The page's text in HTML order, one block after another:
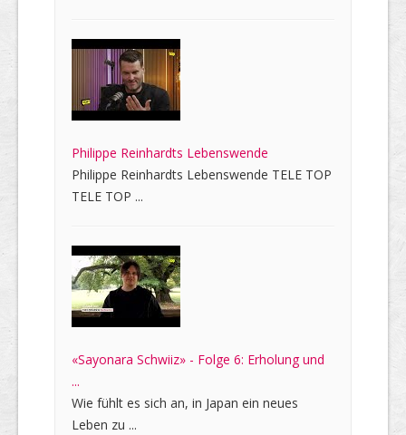
Philippe Reinhardts Lebenswende
Philippe Reinhardts Lebenswende TELE TOP
TELE TOP ...
«Sayonara Schwiiz» - Folge 6: Erholung und
...
Wie fühlt es sich an, in Japan ein neues
Leben zu ...